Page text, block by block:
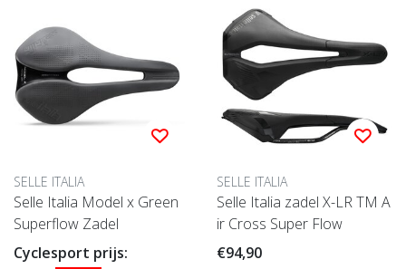
SELLE ITALIA
Selle Italia Model x Green
Superflow Zadel
Cyclesport prijs:
SELLE ITALIA
Selle Italia zadel X-LR TM A
ir Cross Super Flow
€94,90